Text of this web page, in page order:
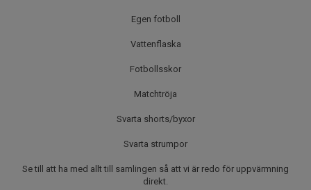
Egen fotboll
Vattenflaska
Fotbollsskor
Matchtröja
Svarta shorts/byxor
Svarta strumpor
Se till att ha med allt till samlingen så att vi är redo för uppvärmning
direkt.